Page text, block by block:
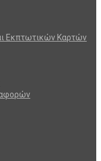
Εκπτωτικών Καρτών